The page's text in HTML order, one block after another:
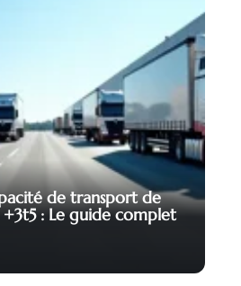
de transport de
+3t5 : Le guide complet